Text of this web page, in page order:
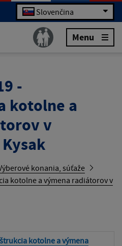
Slovenčina
Menu
-
kotolne a
v
konania, súťaže
kotolne a výmena radiátorov v
kotolne a výmena